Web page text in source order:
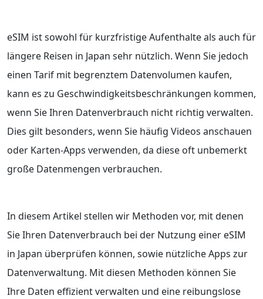
eSIM ist sowohl für kurzfristige Aufenthalte als auch für
längere Reisen in Japan sehr nützlich. Wenn Sie jedoch
einen Tarif mit begrenztem Datenvolumen kaufen,
kann es zu Geschwindigkeitsbeschränkungen kommen,
wenn Sie Ihren Datenverbrauch nicht richtig verwalten.
Dies gilt besonders, wenn Sie häufig Videos anschauen
oder Karten-Apps verwenden, da diese oft unbemerkt
große Datenmengen verbrauchen.
In diesem Artikel stellen wir Methoden vor, mit denen
Sie Ihren Datenverbrauch bei der Nutzung einer eSIM
in Japan überprüfen können, sowie nützliche Apps zur
Datenverwaltung. Mit diesen Methoden können Sie
Ihre Daten effizient verwalten und eine reibungslose